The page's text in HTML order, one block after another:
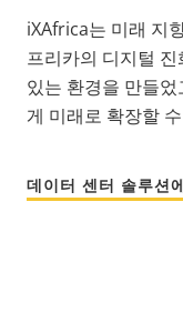
iXAfrica는 미래 지
프리카의 디지털
있는 환경을 만들
게 미래로 확장할
데이터 센터 솔루션